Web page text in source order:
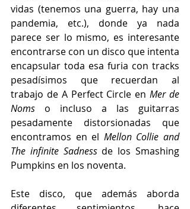
vidas (tenemos una guerra, hay una
pandemia, etc.), donde ya nada
parece ser lo mismo, es interesante
encontrarse con un disco que intenta
encapsular toda esa furia con tracks
pesadísimos que recuerdan al
trabajo de A Perfect Circle en Mer de
Noms o incluso a las guitarras
pesadamente distorsionadas que
encontramos en el Mellon Collie and
The infinite Sadness de los Smashing
Pumpkins en los noventa.
Este disco, que además aborda